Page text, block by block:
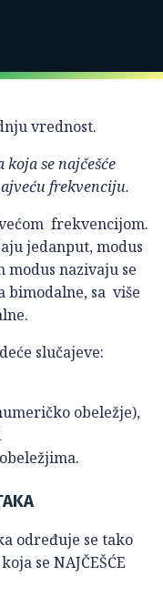
vrednost.
se najčešće
frekvenciju.
frekvencijom.
jedanput, modus
modus nazivaju se
bimodalne, sa više
slučajeve:
obeležje),
određuje se tako
se NAJČEŠĆE